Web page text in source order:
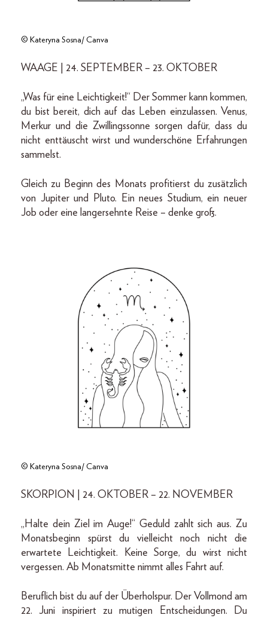
© Kateryna Sosna/ Canva
WAAGE | 24. SEPTEMBER – 23. OKTOBER
„Was für eine Leichtigkeit!“ Der Sommer kann kommen,
du bist bereit, dich auf das Leben einzulassen. Venus,
Merkur und die Zwillingssonne sorgen dafür, dass du
nicht enttäuscht wirst und wunderschöne Erfahrungen
sammelst.
Gleich zu Beginn des Monats profitierst du zusätzlich
von Jupiter und Pluto. Ein neues Studium, ein neuer
Job oder eine langersehnte Reise – denke groß.
© Kateryna Sosna/ Canva
SKORPION | 24. OKTOBER – 22. NOVEMBER
„Halte dein Ziel im Auge!“ Geduld zahlt sich aus. Zu
Monatsbeginn spürst du vielleicht noch nicht die
erwartete Leichtigkeit. Keine Sorge, du wirst nicht
vergessen. Ab Monatsmitte nimmt alles Fahrt auf.
Beruflich bist du auf der Überholspur. Der Vollmond am
22. Juni inspiriert zu mutigen Entscheidungen. Du